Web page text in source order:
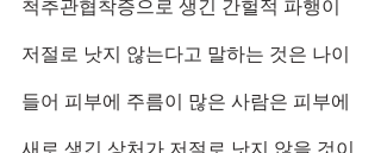
척추관협착증으로 생긴 간헐적 파행이
저절로 낫지 않는다고 말하는 것은 나이
들어 피부에 주름이 많은 사람은 피부에
새로 생긴 상처가 저절로 낫지 않을 것이